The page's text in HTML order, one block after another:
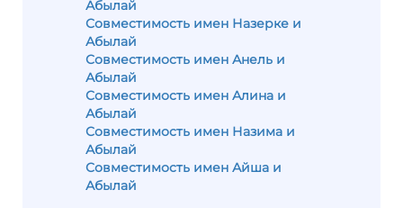
Абылай
Совместимость имен Назерке и
Абылай
Совместимость имен Анель и
Абылай
Совместимость имен Алина и
Абылай
Совместимость имен Назима и
Абылай
Совместимость имен Айша и
Абылай